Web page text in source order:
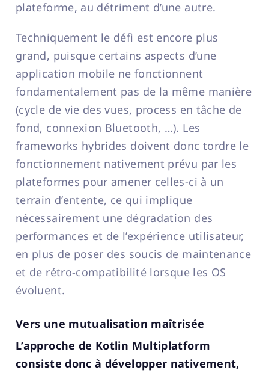
plateforme, au détriment d’une autre.
Techniquement le défi est encore plus
grand, puisque certains aspects d’une
application mobile ne fonctionnent
fondamentalement pas de la même manière
(cycle de vie des vues, process en tâche de
fond, connexion Bluetooth, …). Les
frameworks hybrides doivent donc tordre le
fonctionnement nativement prévu par les
plateformes pour amener celles-ci à un
terrain d’entente, ce qui implique
nécessairement une dégradation des
performances et de l’expérience utilisateur,
en plus de poser des soucis de maintenance
et de rétro-compatibilité lorsque les OS
évoluent.
Vers une mutualisation maîtrisée
L’approche de Kotlin Multiplatform
consiste donc à développer nativement,